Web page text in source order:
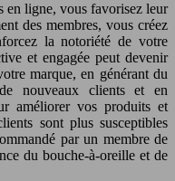
en ligne, vous favorisez leur
des membres, vous créez
la notoriété de votre
et engagée peut devenir
marque, en générant du
nouveaux clients et en
améliorer vos produits et
sont plus susceptibles
par un membre de
du bouche-à-oreille et de